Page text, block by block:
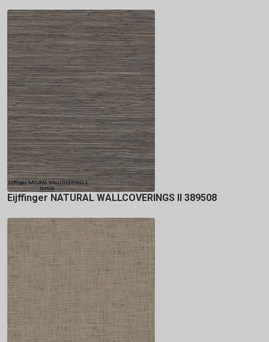
Eijffinger NATURAL WALLCOVERINGS II 389508